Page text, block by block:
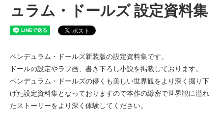
ュラム・ドールズ 設定資料集
ペンデュラム・ドールズ新装版の設定資料集です。
ドールの設定やラフ画、書き下ろし小説を掲載しております。
ペンデュラム・ドールズの儚くも美しい世界観をより深く掘り下
げた設定資料集となっておりますので本作の緻密で世界観に溢れ
たストーリーをより深く体験してください。